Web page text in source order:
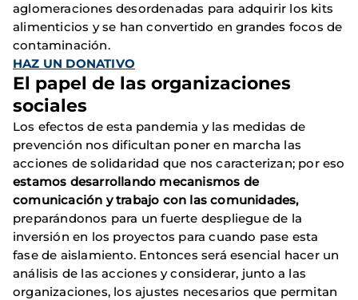
aglomeraciones desordenadas para adquirir los kits
alimenticios y se han convertido en grandes focos de
contaminación.
HAZ UN DONATIVO
El papel de las organizaciones
sociales
Los efectos de esta pandemia y las medidas de
prevención nos dificultan poner en marcha las
acciones de solidaridad que nos caracterizan; por eso
estamos desarrollando mecanismos de
comunicación y trabajo con las comunidades,
preparándonos para un fuerte despliegue de la
inversión en los proyectos para cuando pase esta
fase de aislamiento. Entonces será esencial hacer un
análisis de las acciones y considerar, junto a las
organizaciones, los ajustes necesarios que permitan